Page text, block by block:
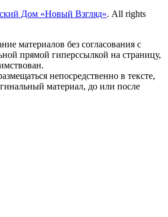
Дом «Новый Взгляд». All rights
материалов без согласования с
прямой гиперссылкой на страницу,
непосредственно в тексте,
материал, до или после